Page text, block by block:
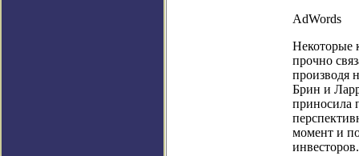
AdWords
Некоторые
прочно
производя
Брин и
приносила
момент и
инвесторов.